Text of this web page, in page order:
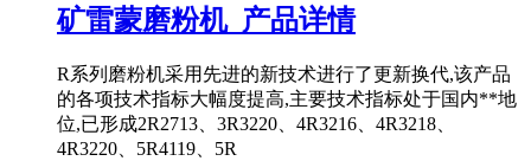
矿雷蒙磨粉机_产品详情
R系列磨粉机采用先进的新技术进行了更新换代,该产品
的各项技术指标大幅度提高,主要技术指标处于国内**地
位,已形成2R2713、3R3220、4R3216、4R3218、
4R3220、5R4119、5R